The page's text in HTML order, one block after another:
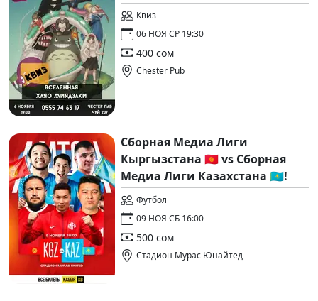
Квиз
06 НОЯ СР 19:30
400 сом
Chester Pub
Сборная Медиа Лиги
Кыргызстана 🇰🇬 vs Сборная
Медиа Лиги Казахстана 🇰🇿!
Футбол
09 НОЯ СБ 16:00
500 сом
Стадион Мурас Юнайтед